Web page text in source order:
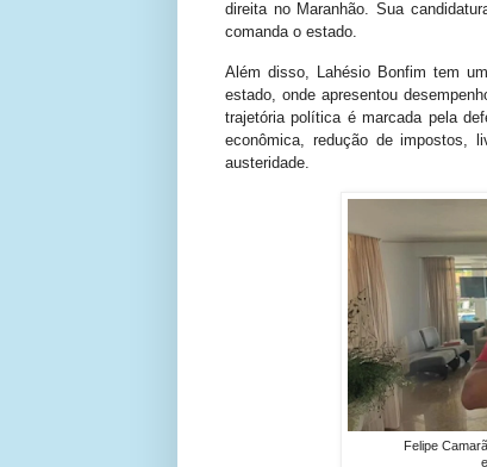
direita no Maranhão. Sua
comanda o estado.
Além disso, Lahésio Bonfim tem
estado, onde apresentou
trajetória política é marcada pela
econômica, redução de impostos,
austeridade.
Felipe